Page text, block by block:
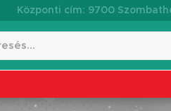
Központi cím: 9700